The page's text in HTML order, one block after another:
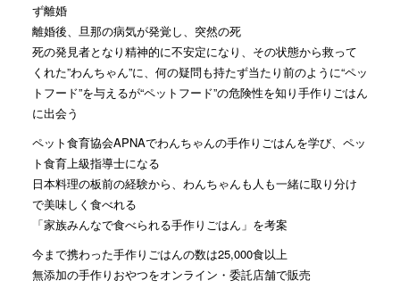
ず離婚
離婚後、旦那の病気が発覚し、突然の死
死の発見者となり精神的に不安定になり、その状態から救って
くれた”わんちゃん”に、何の疑問も持たず当たり前のように“ペッ
トフード”を与えるが“ペットフード”の危険性を知り手作りごはん
に出会う
ペット食育協会APNAでわんちゃんの手作りごはんを学び、ペッ
ト食育上級指導士になる
日本料理の板前の経験から、わんちゃんも人も一緒に取り分け
で美味しく食べれる
「家族みんなで食べられる手作りごはん」を考案
今まで携わった手作りごはんの数は25,000食以上
無添加の手作りおやつをオンライン・委託店舗で販売